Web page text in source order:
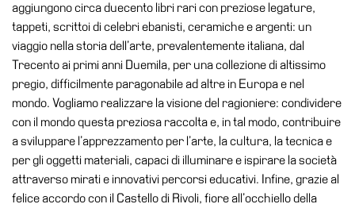
Amministrazione
trasparente
Whistleblowing
Sostieni
museo
aggiungono circa duecento libri rari con preziose legature,
tappeti, scrittoi di celebri ebanisti, ceramiche e argenti: un
viaggio nella storia dell’arte, prevalentemente italiana, dal
Trecento ai primi anni Duemila, per una collezione di altissimo
pregio, difficilmente paragonabile ad altre in Europa e nel
mondo. Vogliamo realizzare la visione del ragioniere: condividere
con il mondo questa preziosa raccolta e, in tal modo, contribuire
a sviluppare l’apprezzamento per l’arte, la cultura, la tecnica e
per gli oggetti materiali, capaci di illuminare e ispirare la società
attraverso mirati e innovativi percorsi educativi. Infine, grazie al
felice accordo con il Castello di Rivoli, fiore all’occhiello della